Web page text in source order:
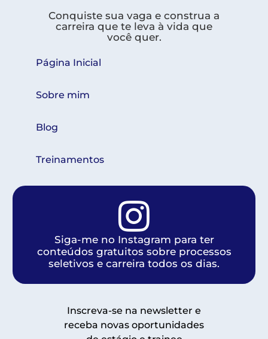
Conquiste sua vaga e construa a
carreira que te leva à vida que
você quer.
Página Inicial
Sobre mim
Blog
Treinamentos
Siga-me no Instagram para ter
conteúdos gratuitos sobre processos
seletivos e carreira todos os dias.
Inscreva-se na newsletter e
receba novas oportunidades